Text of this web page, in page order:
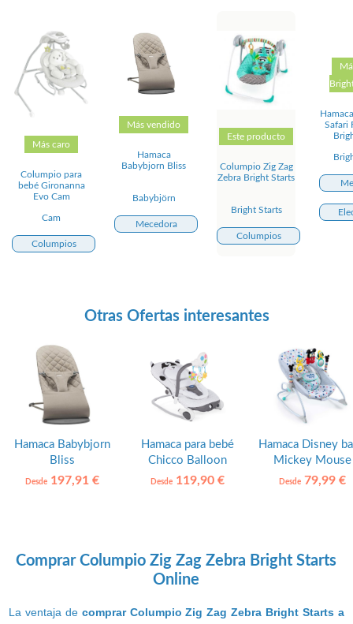
Más caro
Columpio para
bebé Gironanna
Evo Cam
Cam
Columpios
Más vendido
Hamaca
Babybjorn Bliss
Babybjörn
Mecedora
Este producto
Columpio Zig Zag
Zebra Bright Starts
Bright Starts
Columpios
Safari
Otras Ofertas interesantes
Hamaca Babybjorn
Bliss
Desde 197,91 €
Hamaca para bebé
Chicco Balloon
Desde119,90 €
Hamaca Disney
Mickey Mouse
Bright Starts
Desde79,99 €
Comprar Columpio Zig Zag Zebra Bright Starts
Online
La ventaja de comprar Columpio Zig Zag Zebra Bright Starts a